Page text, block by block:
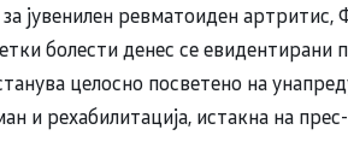
јувенилен ревматоиден
болести денес се евидентирани
целосно посветено на
и рехабилитација, истакна на